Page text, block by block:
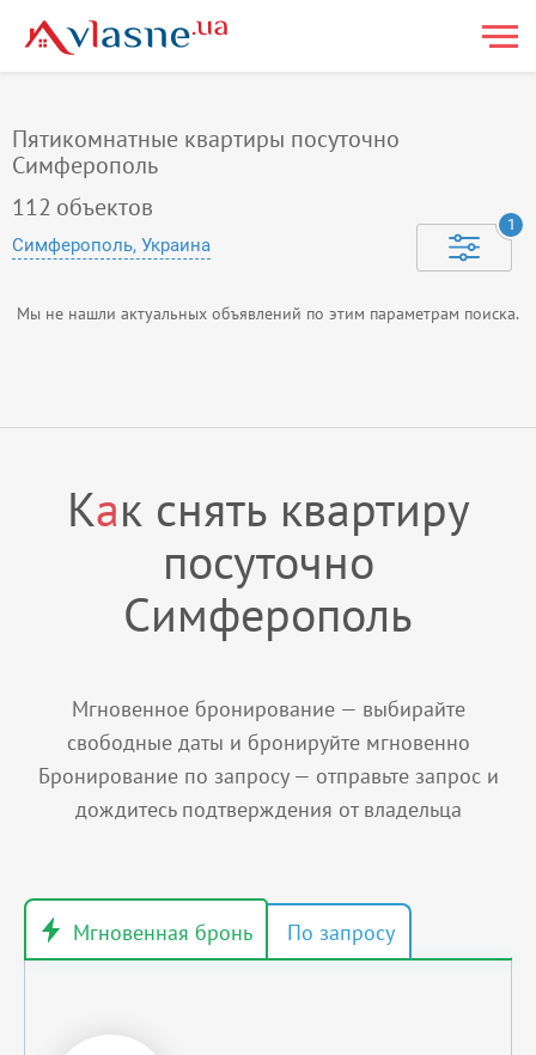
Пятикомнатные квартиры посуточно
Симферополь
112 объектов
Симферополь, Украина
1
Мы не нашли актуальных объявлений по этим параметрам поиска.
Как снять квартиру
посуточно
Симферополь
Мгновенное бронирование — выбирайте
свободные даты и бронируйте мгновенно
Бронирование по запросу — отправьте запрос и
дождитесь подтверждения от владельца